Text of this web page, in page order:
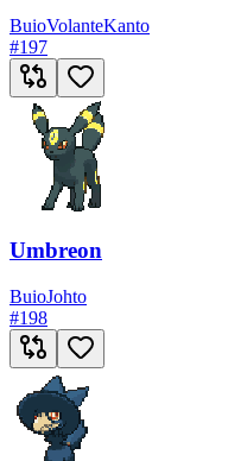
BuioVolanteKanto
#197
Umbreon
BuioJohto
#198